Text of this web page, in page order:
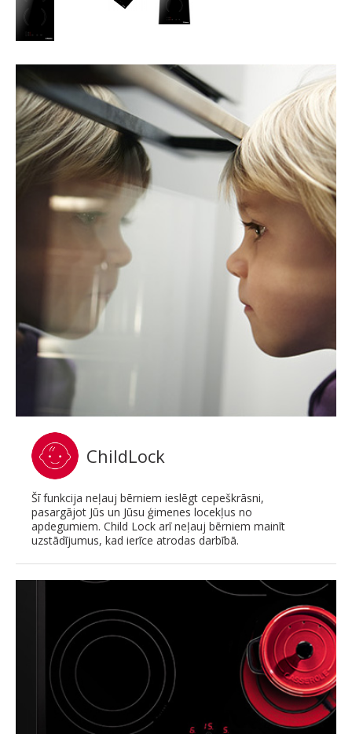
ChildLock
Šī funkcija neļauj bērniem ieslēgt cepeškrāsni,
pasargājot Jūs un Jūsu ģimenes locekļus no
apdegumiem. Child Lock arī neļauj bērniem mainīt
uzstādījumus, kad ierīce atrodas darbībā.